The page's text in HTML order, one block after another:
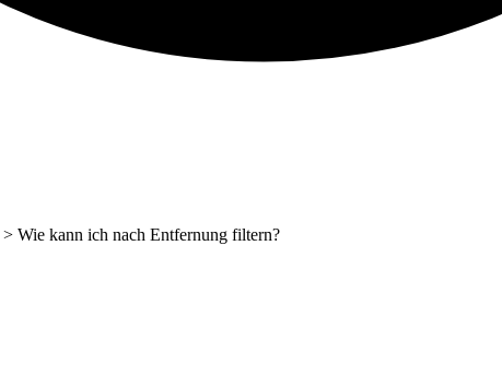
> Wie kann ich nach Entfernung filtern?